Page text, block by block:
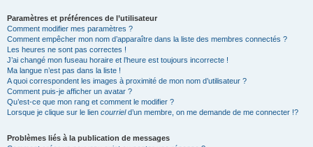
Paramètres et préférences de l’utilisateur
Comment modifier mes paramètres ?
Comment empêcher mon nom d’apparaître dans la liste des membres connectés ?
Les heures ne sont pas correctes !
J’ai changé mon fuseau horaire et l’heure est toujours incorrecte !
Ma langue n’est pas dans la liste !
A quoi correspondent les images à proximité de mon nom d’utilisateur ?
Comment puis-je afficher un avatar ?
Qu’est-ce que mon rang et comment le modifier ?
Lorsque je clique sur le lien courrield’un membre, on me demande de me connecter !?
Problèmes liés à la publication de messages